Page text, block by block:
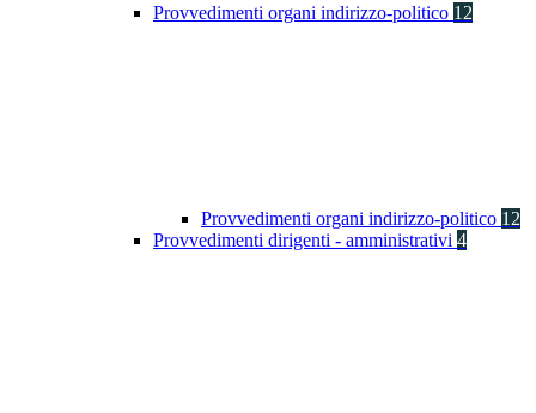
Provvedimenti organi indirizzo-politico 12
Provvedimenti organi indirizzo-politico 12
Provvedimenti dirigenti - amministrativi 4